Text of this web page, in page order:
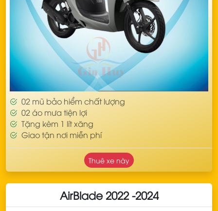
02 mũ bảo hiểm chất lượng
02 áo mưa tiện lợi
Tặng kèm 1 lít xăng
Giao tận nơi miễn phí
Thuê xe này
AirBlade 2022 -2024